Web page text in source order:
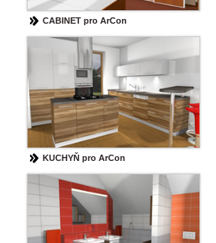
CABINET pro ArCon
KUCHYŇ pro ArCon